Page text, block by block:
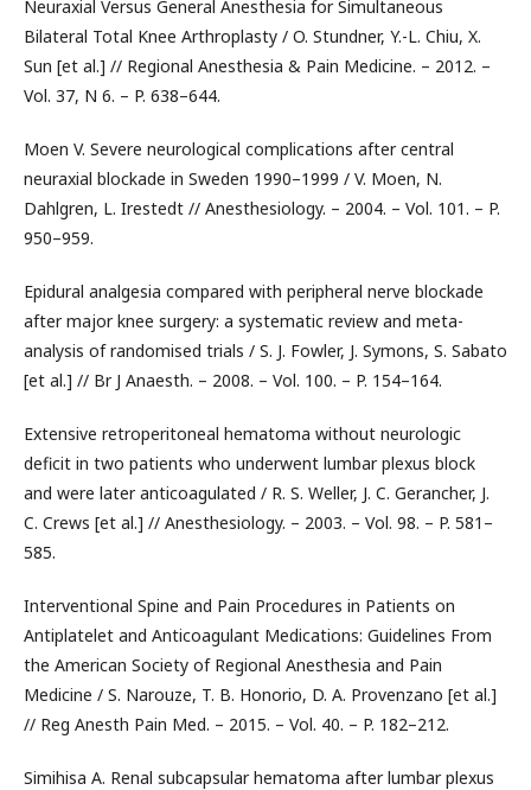
Neuraxial Versus General Anesthesia for Simultaneous
Bilateral Total Knee Arthroplasty / O. Stundner, Y.-L. Chiu, X.
Sun [et al.] // Regional Anesthesia & Pain Medicine. – 2012. –
Vol. 37, N 6. – P. 638–644.
Moen V. Severe neurological complications after central
neuraxial blockade in Sweden 1990–1999 / V. Moen, N.
Dahlgren, L. Irestedt // Anesthesiology. – 2004. – Vol. 101. – P.
950–959.
Epidural analgesia compared with peripheral nerve blockade
after major knee surgery: a systematic review and meta-
analysis of randomised trials / S. J. Fowler, J. Symons, S. Sabato
[et al.] // Br J Anaesth. – 2008. – Vol. 100. – P. 154–164.
Extensive retroperitoneal hematoma without neurologic
deficit in two patients who underwent lumbar plexus block
and were later anticoagulated / R. S. Weller, J. C. Gerancher, J.
C. Crews [et al.] // Anesthesiology. – 2003. – Vol. 98. – P. 581–
585.
Interventional Spine and Pain Procedures in Patients on
Antiplatelet and Anticoagulant Medications: Guidelines From
the American Society of Regional Anesthesia and Pain
Medicine / S. Narouze, T. B. Honorio, D. A. Provenzano [et al.]
// Reg Anesth Pain Med. – 2015. – Vol. 40. – P. 182–212.
Simihisa A. Renal subcapsular hematoma after lumbar plexus